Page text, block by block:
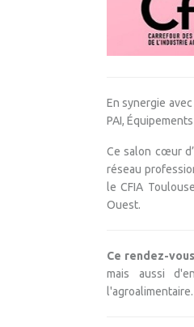
En synergie
PAI,
Ce salon cœur
réseau
le CFIA
Ouest.
Ce rendez-
mais aussi
l'agroalimentaire.